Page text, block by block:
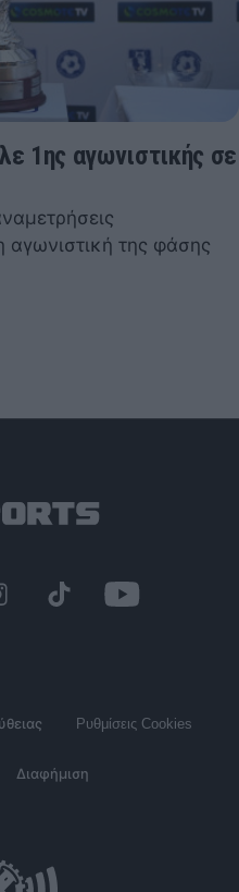
1ης αγωνιστικής σε
της φάσης
Ρυθμίσεις Cookies
Διαφήμιση